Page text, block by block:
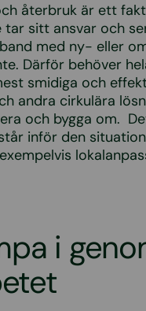
återbruk är ett
sitt ansvar och
med ny- eller
Därför behöver
smidiga och
andra cirkulära
och bygga om.
inför den
i